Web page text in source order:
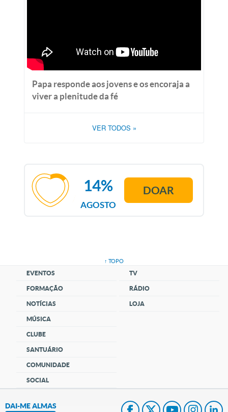
Papa responde aos jovens e os encoraja a
viver a plenitude da fé
VER TODOS »
AGOSTO
14% DOAR
↑ TOPO
EVENTOS
FORMAÇÃO
NOTÍCIAS
MÚSICA
CLUBE
SANTUÁRIO
COMUNIDADE
SOCIAL
TV
RÁDIO
LOJA
DAI-ME ALMAS